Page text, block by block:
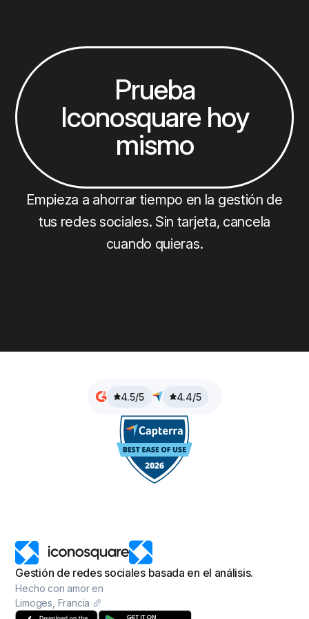
Prueba
Iconosquare hoy
mismo
Empieza a ahorrar tiempo en la gestión de
tus redes sociales. Sin tarjeta, cancela
cuando quieras.
4.5/5 4.4/5
Gestión de redes sociales basada en el análisis.
Hecho con amor en
Limoges, Francia 🥖